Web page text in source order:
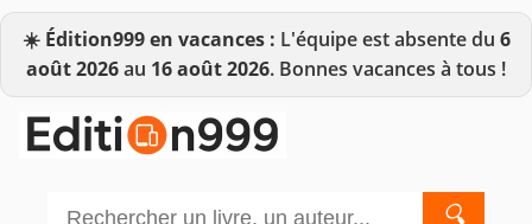
☀️ Édition999 en vacances : L'équipe est absente du 6
août 2026au 16 août 2026. Bonnes vacances à tous !
🔍